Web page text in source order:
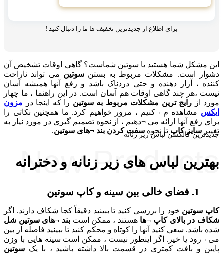
برای اطلاع از جدیدترین تخفیف ها ما را دنبال کنید !
شما هستید یا سوتین شماست؟ گاهی اوقات تشخیص آن
مشکلات مربوط به بستنسوتینمی تواند ناراحت
آزار دهنده و حتی دردناک باشد و رفع آنها همیشه آسان
چند گاهی اوقات هم آسان است. در این راهنما ، ما چهار
رایج ترین مشکلات مربوط به سوتینرا که اینجا در مزون
م ¬کنیم ، مرور خواهیم کرد. ما همچنین نکاتی را
آنها ارائه می ¬دهیم ، از نحوه تصمیم گیری در مورد نیاز به
کاپتا نحوهسفت کردن بند ¬های سوتین.
New
کالکشن لباس زیر زنانه
لباس های زیر زنانه و دخترانه
خود را بررسی کنید تا ببینید دقیقاً کجا شکاف دارند. اگر
بالای کاپ ¬ها هستند ، ممکن استبند ¬های سوتین شل
سعی کنید آنها را کوتاه و محکم کنید تا ببینید فاصله از بین
یا خیر. اگر اینطور نیست ، ممکن است سینه هایی با وزن
بافت کمتری در قسمت بالا داشته باشید ، با یک سوتین